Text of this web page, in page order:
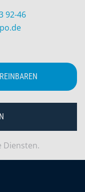
92-46
Diensten.